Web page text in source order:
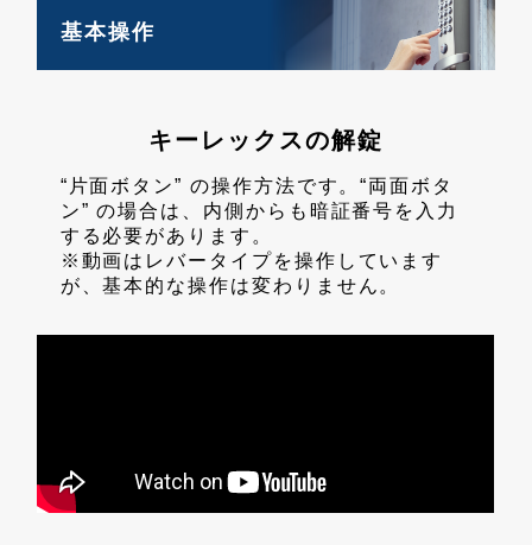
基本操作
キーレックスの解錠
“片面ボタン” の操作方法です。“両面ボタ
ン” の場合は、内側からも暗証番号を入力
する必要があります。
※動画はレバータイプを操作しています
が、基本的な操作は変わりません。